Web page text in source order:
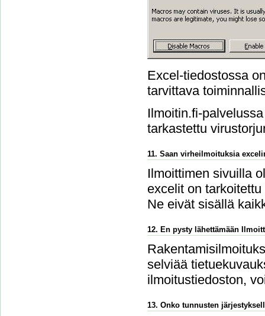
Excel-tiedostossa
tarvittava
Ilmoitin.fi-
tarkastettu
11. Saan virheilmoituksia
Ilmoittimen sivuilla
excelit on
Ne eivät sisällä
12. En pysty lähettämään
selviää
ilmoitustiedoston,
13. Onko tunnusten